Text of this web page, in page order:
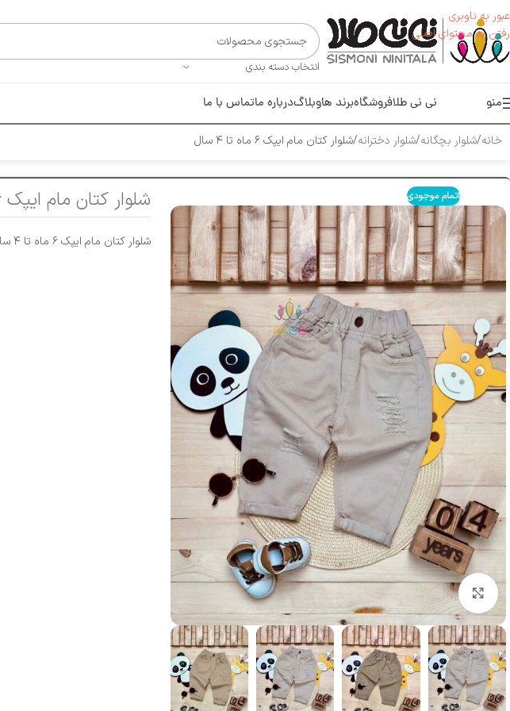
عبور به ناوبری
رفتن به محتوای اصلی
انتخاب دسته بندی
منو نی نی طلافروشگاهبرند هاوبلاگدرباره ماتماس با ما
خانه شلوار بچگانه شلوار دخترانه شلوار کتان مام ایپک ۶ ماه تا ۴ سال
اتمام موجودی
بزرگنمایی تصویر
شلوار کتان مام ایپک ۶ ماه تا ۴ سال
شلوار کتان مام ایپک ۶ ماه تا ۴ سال